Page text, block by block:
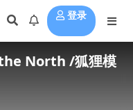
登录
North /狐狸模